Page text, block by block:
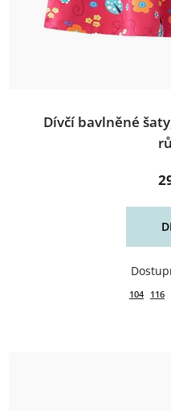
Dívčí bavlněné
104 116